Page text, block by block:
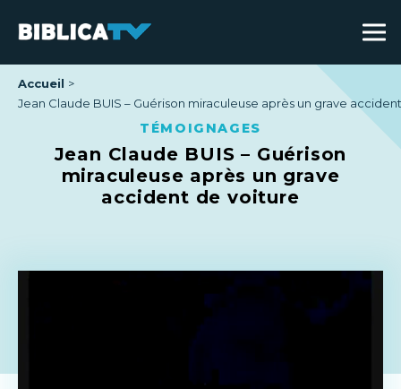
Accueil
Jean Claude BUIS – Guérison miraculeuse après un grave
TÉMOIGNAGES
Jean Claude BUIS – Guérison
miraculeuse après un grave
accident de voiture